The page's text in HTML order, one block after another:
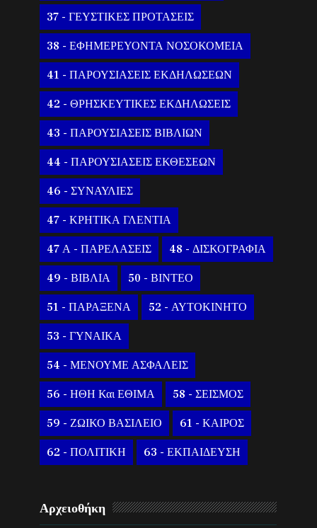
37 - ΓΕΥΣΤΙΚΕΣ ΠΡΟΤΑΣΕΙΣ
38 - ΕΦΗΜΕΡΕΥΟΝΤΑ ΝΟΣΟΚΟΜΕΙΑ
41 - ΠΑΡΟΥΣΙΑΣΕΙΣ ΕΚΔΗΛΩΣΕΩΝ
42 - ΘΡΗΣΚΕΥΤΙΚΕΣ ΕΚΔΗΛΩΣΕΙΣ
43 - ΠΑΡΟΥΣΙΑΣΕΙΣ ΒΙΒΛΙΩΝ
44 - ΠΑΡΟΥΣΙΑΣΕΙΣ ΕΚΘΕΣΕΩΝ
46 - ΣΥΝΑΥΛΙΕΣ
47 - ΚΡΗΤΙΚΑ ΓΛΕΝΤΙΑ
47 Α - ΠΑΡΕΛΑΣΕΙΣ 48 - ΔΙΣΚΟΓΡΑΦΙΑ
49 - ΒΙΒΛΙΑ 50 - ΒΙΝΤΕΟ
51 - ΠΑΡΑΞΕΝΑ 52 - ΑΥΤΟΚΙΝΗΤΟ
53 - ΓΥΝΑΙΚΑ
54 - ΜΕΝΟΥΜΕ ΑΣΦΑΛΕΙΣ
56 - ΗΘΗ Και ΕΘΙΜΑ 58 - ΣΕΙΣΜΟΣ
59 - ΖΩΙΚΟ ΒΑΣΙΛΕΙΟ 61 - ΚΑΙΡΟΣ
62 - ΠΟΛΙΤΙΚΗ 63 - ΕΚΠΑΙΔΕΥΣΗ
Αρχειοθήκη